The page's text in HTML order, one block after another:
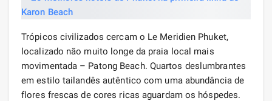
Trópicos civilizados cercam o Le Meridien Phuket,
localizado não muito longe da praia local mais
movimentada – Patong Beach. Quartos deslumbrantes
em estilo tailandês autêntico com uma abundância de
flores frescas de cores ricas aguardam os hóspedes.